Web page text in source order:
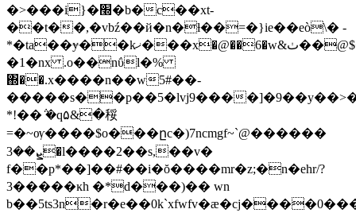
�>���i}�׭�b�c��xt-
��t��,�vbź��й�n�ƚ��=�}ie��eò\� -
*�ta��ɏ��kޚ���x�@��6�w&ٺ��@$��ho
�1�nx .o��nΰl�%
΍��.x����n��w5#��-
�����s��p��5�lvj9���
*!��݅ �q۵&�䅑
=�~ѹ����$o���ըc�)7ncmgf~`@������
ܨ��3�l����2��s,��v�
f��p*��]��#��i�ŏ����mr�z;�n�ehr/?
3�����ĸh �*d���)�� wn